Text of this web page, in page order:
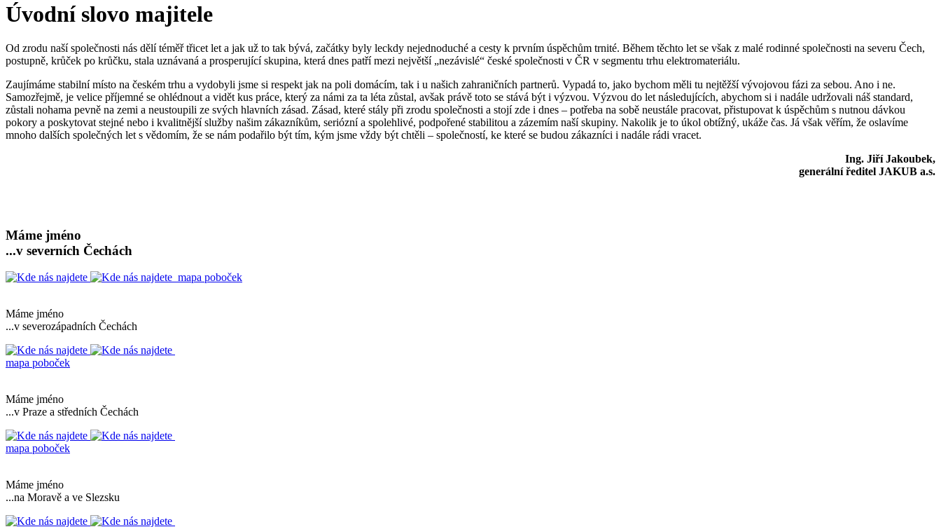
Úvodní slovo majitele
Od zrodu naší společnosti nás dělí téměř třicet let a jak už to tak bývá, začátky byly leckdy nejednoduché a cesty k prvním úspěchům trnité. Během těchto let se však z malé rodinné společnosti na severu Čech,
postupně, krůček po krůčku, stala uznávaná a prosperující skupina, která dnes patří mezi největší „nezávislé“ české společnosti v ČR v segmentu trhu elektromateriálu.
Zaujímáme stabilní místo na českém trhu a vydobyli jsme si respekt jak na poli domácím, tak i u našich zahraničních partnerů. Vypadá to, jako bychom měli tu nejtěžší vývojovou fázi za sebou. Ano i ne.
Samozřejmě, je velice příjemné se ohlédnout a vidět kus práce, který za námi za ta léta zůstal, avšak právě toto se stává být i výzvou. Výzvou do let následujících, abychom si i nadále udržovali náš standard,
zůstali nohama pevně na zemi a neustoupili ze svých hlavních zásad. Zásad, které stály při zrodu společnosti a stojí zde i dnes – potřeba na sobě neustále pracovat, přistupovat k úspěchům s nutnou dávkou
pokory a poskytovat stejné nebo i kvalitnější služby našim zákazníkům, seriózní a spolehlivé, podpořené stabilitou a zázemím naší skupiny. Nakolik je to úkol obtížný, ukáže čas. Já však věřím, že oslavíme
mnoho dalších společných let s vědomím, že se nám podařilo být tím, kým jsme vždy být chtěli – společností, ke které se budou zákazníci i nadále rádi vracet.
Ing. Jiří Jakoubek,
generální ředitel JAKUB a.s.
Máme jméno
...v severních Čechách
mapa poboček
Máme jméno
...v severozápadních Čechách
mapa poboček
Máme jméno
...v Praze a středních Čechách
mapa poboček
Máme jméno
...na Moravě a ve Slezsku